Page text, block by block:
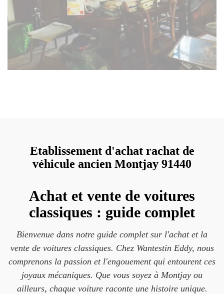
Etablissement d'achat rachat de
véhicule ancien Montjay 91440
Achat et vente de voitures
classiques : guide complet
Bienvenue dans notre guide complet sur l'achat et la
vente de voitures classiques. Chez Wantestin Eddy, nous
comprenons la passion et l'engouement qui entourent ces
joyaux mécaniques. Que vous soyez à Montjay ou
ailleurs, chaque voiture raconte une histoire unique.